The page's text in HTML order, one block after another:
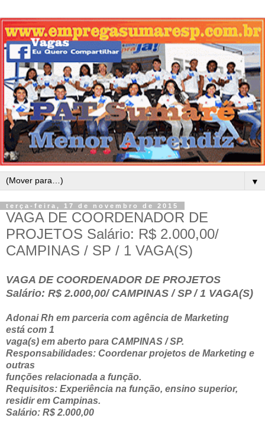
▼
terça-feira, 17 de novembro de 2015
VAGA DE COORDENADOR DE
PROJETOS Salário: R$ 2.000,00/
CAMPINAS / SP / 1 VAGA(S)
VAGA DE COORDENADOR DE PROJETOS
Salário: R$ 2.000,00/ CAMPINAS / SP / 1 VAGA(S)
Adonai Rh em parceria com agência de Marketing
está com 1
vaga(s) em aberto para CAMPINAS / SP.
Responsabilidades: Coordenar projetos de Marketing e
outras
funções relacionada a função.
Requisitos: Experiência na função, ensino superior,
residir em Campinas.
Salário: R$ 2.000,00